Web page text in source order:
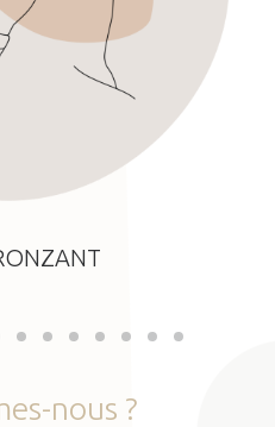
nous ?